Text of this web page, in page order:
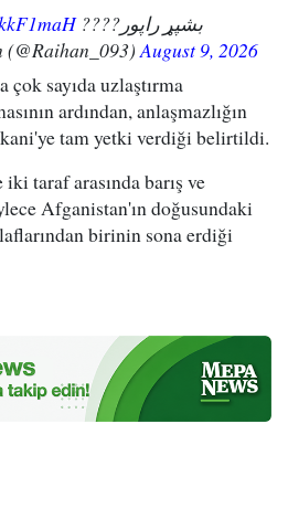
بشپړ راپور????
August 9, 2026
çok sayıda uzlaştırma
ardından, anlaşmazlığın
tam yetki verdiği belirtildi.
taraf arasında barış ve
Afganistan'ın doğusundaki
birinin sona erdiği